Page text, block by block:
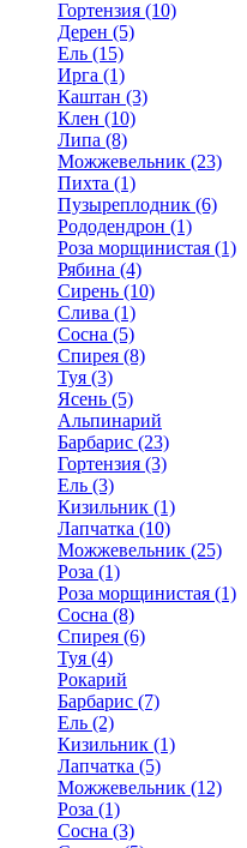
Гортензия (10)
Дерен (5)
Ель (15)
Ирга (1)
Каштан (3)
Клен (10)
Липа (8)
Можжевельник (23)
Пихта (1)
Пузыреплодник (6)
Рододендрон (1)
Роза морщинистая (1)
Рябина (4)
Сирень (10)
Слива (1)
Сосна (5)
Спирея (8)
Туя (3)
Ясень (5)
Альпинарий
Барбарис (23)
Гортензия (3)
Ель (3)
Кизильник (1)
Лапчатка (10)
Можжевельник (25)
Роза (1)
Роза морщинистая (1)
Сосна (8)
Спирея (6)
Туя (4)
Рокарий
Барбарис (7)
Ель (2)
Кизильник (1)
Лапчатка (5)
Можжевельник (12)
Роза (1)
Сосна (3)